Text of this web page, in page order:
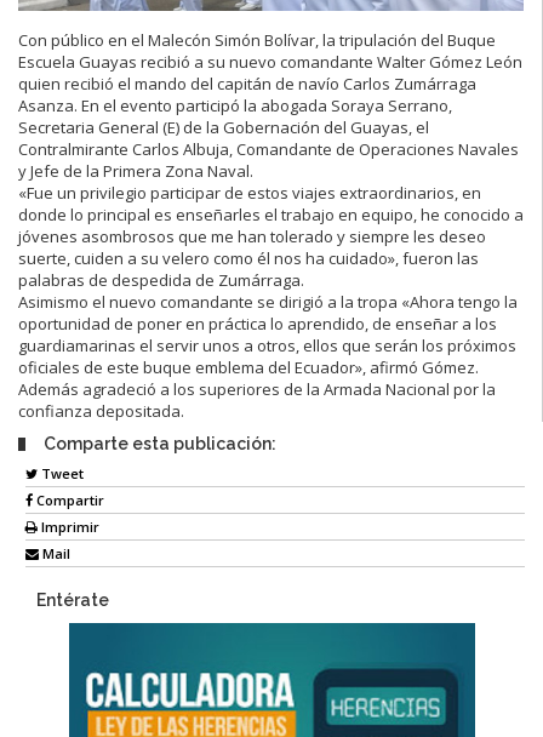
Con público en el Malecón Simón Bolívar, la tripulación del Buque
Escuela Guayas recibió a su nuevo comandante Walter Gómez León
quien recibió el mando del capitán de navío Carlos Zumárraga
Asanza. En el evento participó la abogada Soraya Serrano,
Secretaria General (E) de la Gobernación del Guayas, el
Contralmirante Carlos Albuja, Comandante de Operaciones Navales
y Jefe de la Primera Zona Naval.
«Fue un privilegio participar de estos viajes extraordinarios, en
donde lo principal es enseñarles el trabajo en equipo, he conocido a
jóvenes asombrosos que me han tolerado y siempre les deseo
suerte, cuiden a su velero como él nos ha cuidado», fueron las
palabras de despedida de Zumárraga.
Asimismo el nuevo comandante se dirigió a la tropa «Ahora tengo la
oportunidad de poner en práctica lo aprendido, de enseñar a los
guardiamarinas el servir unos a otros, ellos que serán los próximos
oficiales de este buque emblema del Ecuador», afirmó Gómez.
Además agradeció a los superiores de la Armada Nacional por la
confianza depositada.
Comparte esta publicación:
Tweet
Compartir
Imprimir
Mail
Entérate